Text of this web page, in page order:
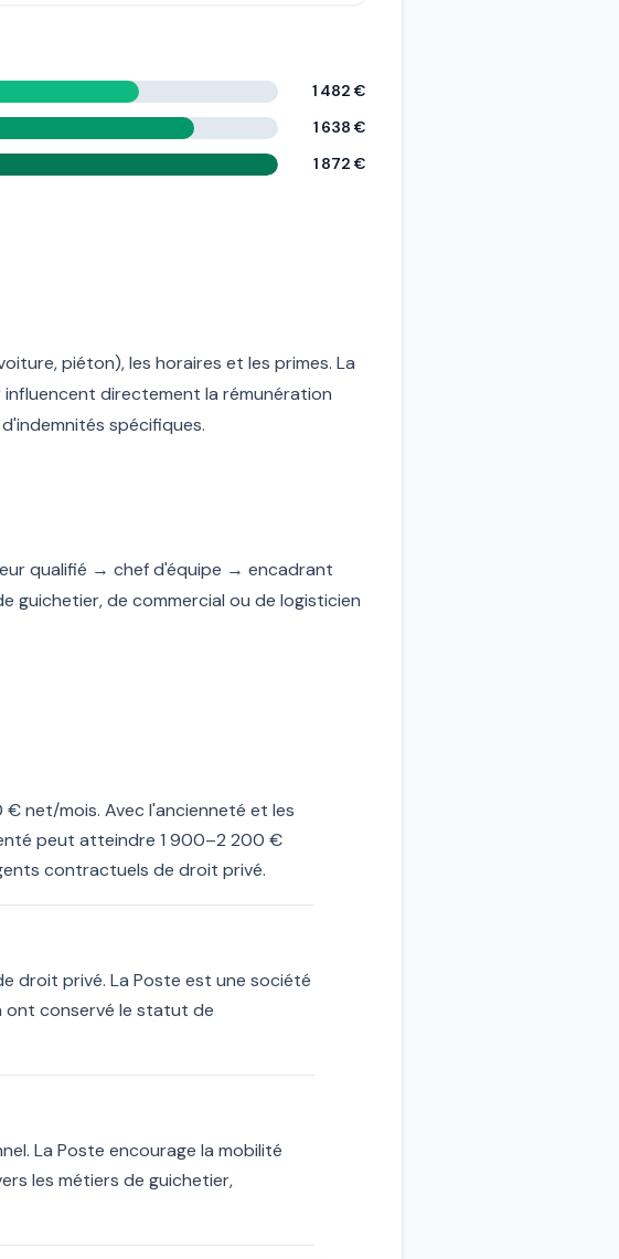
1 482 €
1 638 €
1 872 €
piéton), les horaires et les primes. La
directement la rémunération
spécifiques.
qualifié → chef d'équipe → encadrant
guichetier, de commercial ou de logisticien
net/mois. Avec l'ancienneté et les
peut atteindre 1 900–2 200 €
contractuels de droit privé.
droit privé. La Poste est une société
ont conservé le statut de
La Poste encourage la mobilité
les métiers de guichetier,